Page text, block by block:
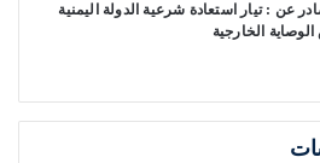
عن : ‏تيار استعادة شرعية الدولة اليمنية
الخارجية